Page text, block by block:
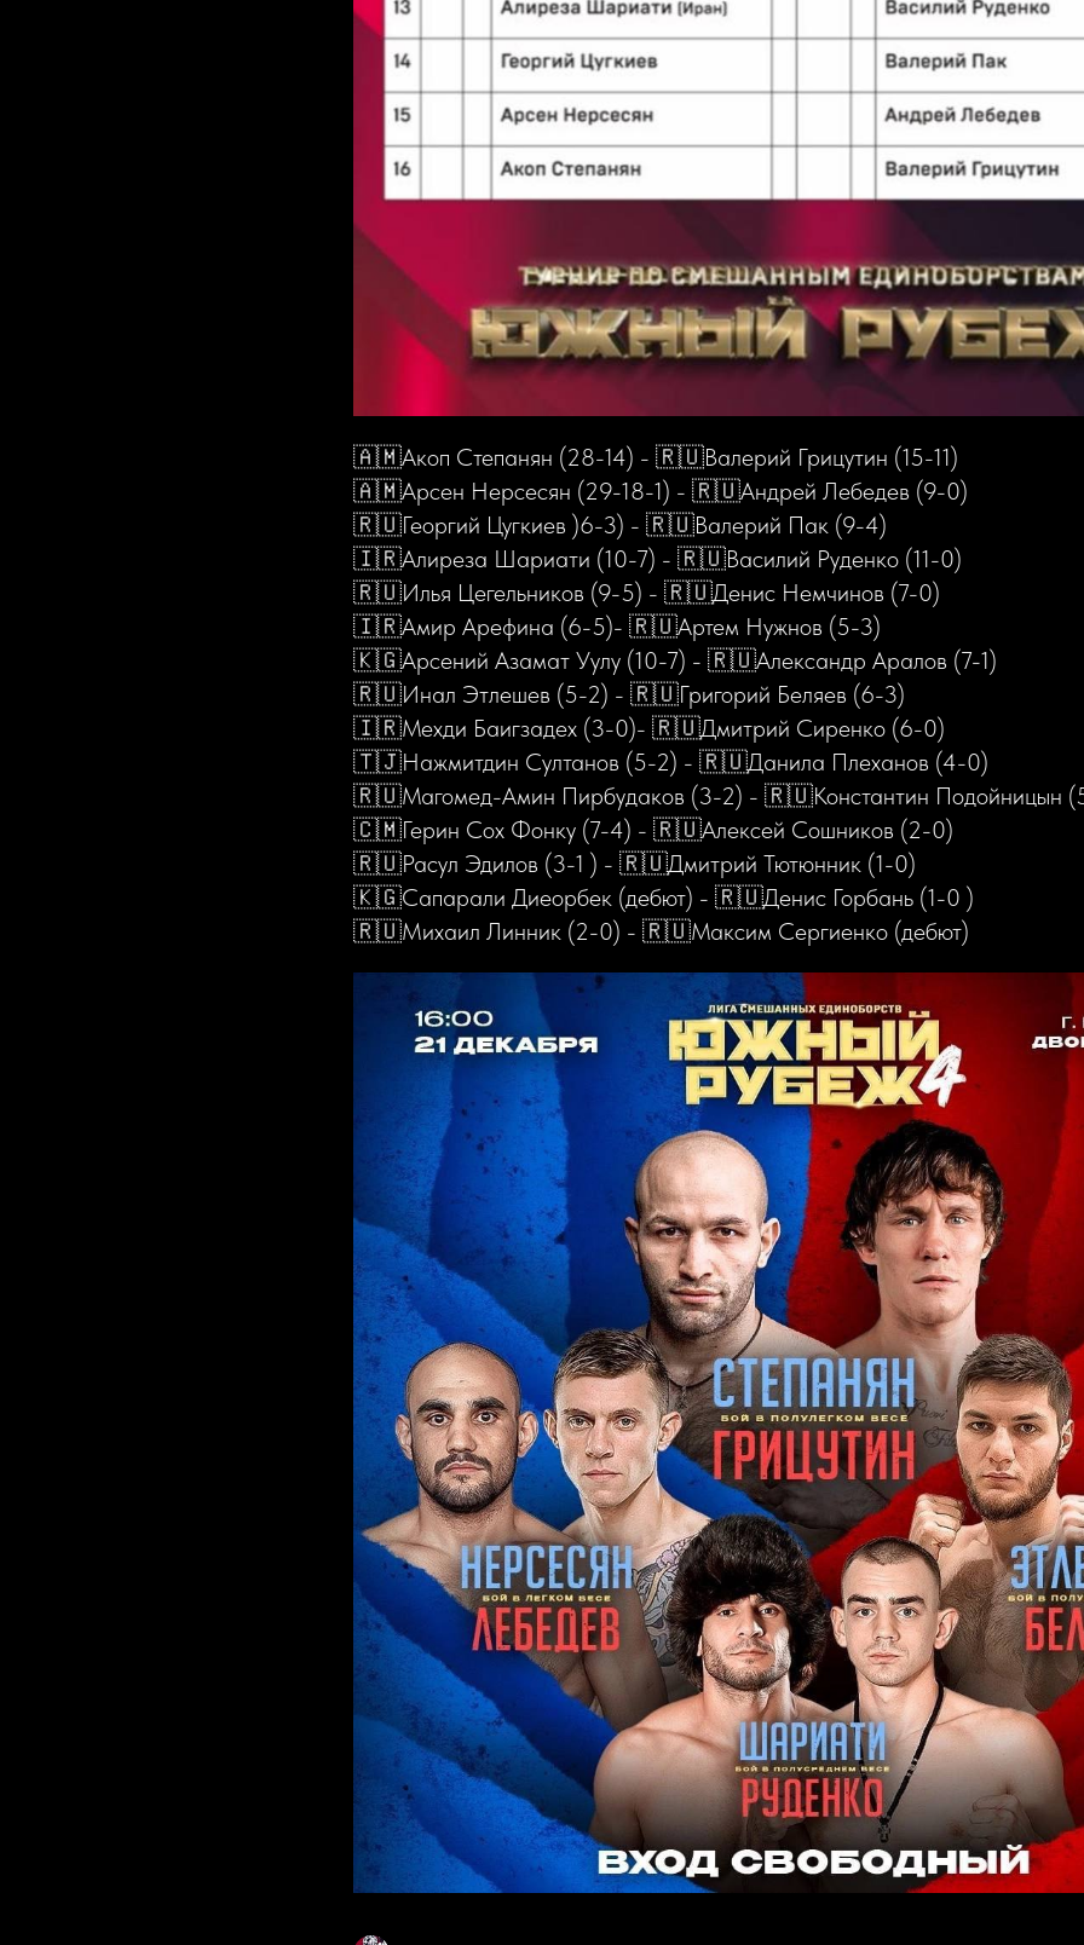
🇦🇲Акоп Степанян (28-14) - 🇷🇺Валерий Грицутин (15-11)
🇦🇲Арсен Нерсесян (29-18-1) - 🇷🇺Андрей Лебедев (9-0)
🇷🇺Георгий Цугкиев )6-3) - 🇷🇺Валерий Пак (9-4)
🇮🇷Алиреза Шариати (10-7) - 🇷🇺Василий Руденко (11-0)
🇷🇺Илья Цегельников (9-5) - 🇷🇺Денис Немчинов (7-0)
🇮🇷Амир Арефина (6-5)- 🇷🇺Артем Нужнов (5-3)
🇰🇬Арсений Азамат Уулу (10-7) - 🇷🇺Александр Аралов (7-1)
🇷🇺Инал Этлешев (5-2) - 🇷🇺Григорий Беляев (6-3)
🇮🇷Мехди Баигзадех (3-0)- 🇷🇺Дмитрий Сиренко (6-0)
🇹🇯Нажмитдин Султанов (5-2) - 🇷🇺Данила Плеханов (4-0)
🇷🇺Магомед-Амин Пирбудаков (3-2) - 🇷🇺Константин Подойницын
🇨🇲Герин Сох Фонку (7-4) - 🇷🇺Алексей Сошников (2-0)
🇷🇺Расул Эдилов (3-1 ) - 🇷🇺Дмитрий Тютюнник (1-0)
🇰🇬Сапарали Диеорбек (дебют) - 🇷🇺Денис Горбань (1-0 )
🇷🇺Михаил Линник (2-0) - 🇷🇺Максим Сергиенко (дебют)